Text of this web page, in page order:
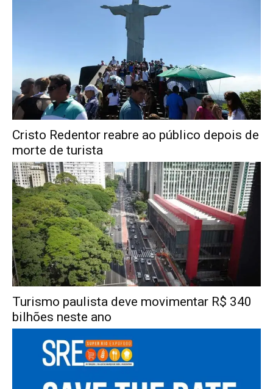
Cristo Redentor reabre ao público depois de
morte de turista
Turismo paulista deve movimentar R$ 340
bilhões neste ano